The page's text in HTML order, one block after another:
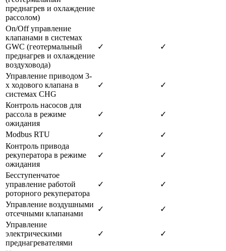
преднагрев и охлаждение
рассолом)
On/Off управление
клапанами в системах
GWC (геотермальный
преднагрев и охлаждение
воздуховода)
✓ ✓
Управление приводом 3-
х ходового клапана в
системах CHG
✓ ✓
Контроль насосов для
рассола в режиме
ожидания
✓ ✓
Modbus RTU ✓
✓
Контроль привода
рекуператора в режиме
ожидания
✓ ✓
Бесступенчатое
управление работой
роторного рекуператора
✓ ✓
Управление воздушными
отсечными клапанами
✓
✓
Управление
электрическими
преднагревателями
✓ ✓